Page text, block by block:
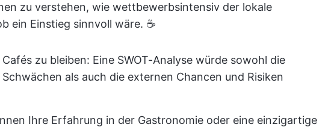
zu verstehen, wie wettbewerbsintensiv der lokale
ein Einstieg sinnvoll wäre. ☕
zu bleiben: Eine SWOT-Analyse würde sowohl die
als auch die externen Chancen und Risiken
Ihre Erfahrung in der Gastronomie oder eine einzigartige